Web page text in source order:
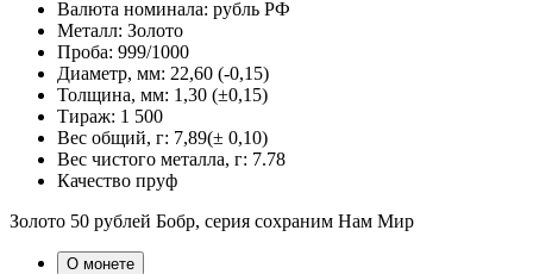
Валюта номинала: рубль РФ
Металл: Золото
Проба: 999/1000
Диаметр, мм: 22,60 (-0,15)
Толщина, мм: 1,30 (±0,15)
Тираж: 1 500
Вес общий, г: 7,89(± 0,10)
Вес чистого металла, г: 7.78
Качество пруф
Золото 50 рублей Бобр, серия сохраним Нам Мир
О монете